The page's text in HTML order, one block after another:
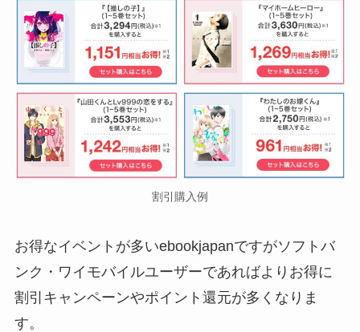
割引購入例
お得なイベントが多いebookjapanですがソフトバ
ンク・ワイモバイルユーザーであればよりお得に
割引キャンペーンやポイント還元が多くなりま
す。